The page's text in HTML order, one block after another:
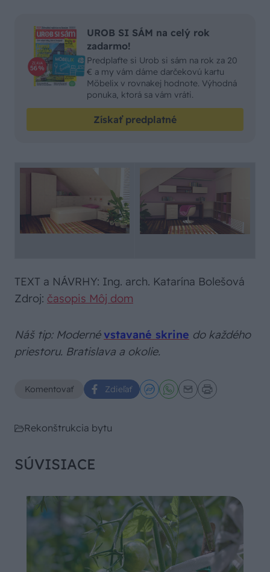
UROB SI SÁM na celý rok
zadarmo!
Predplaťte si Urob si sám na rok za 20
€ a my vám dáme darčekovú kartu
Möbelix v rovnakej hodnote. Výhodná
ponuka, ktorá sa vám vráti.
Získať predplatné
TEXT a NÁVRHY: Ing. arch. Katarína Bolešová
Zdroj: časopis Môj dom
Náš tip: Moderné vstavané skrine do každého
priestoru. Bratislava a okolie.
Komentovať Zdieľať
Rekonštrukcia bytu
SÚVISIACE